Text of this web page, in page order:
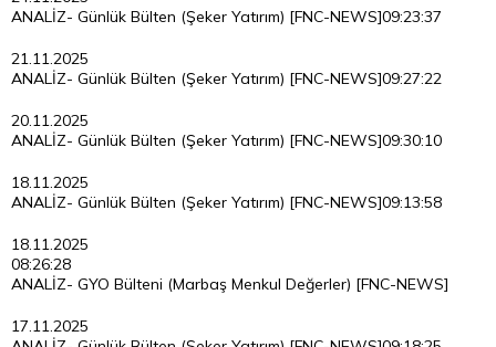
09:23:37
ANALİZ- Günlük Bülten (Şeker Yatırım) [FNC-NEWS]
21.11.2025
09:27:22
ANALİZ- Günlük Bülten (Şeker Yatırım) [FNC-NEWS]
20.11.2025
09:30:10
ANALİZ- Günlük Bülten (Şeker Yatırım) [FNC-NEWS]
18.11.2025
09:13:58
ANALİZ- Günlük Bülten (Şeker Yatırım) [FNC-NEWS]
18.11.2025
08:26:28
ANALİZ- GYO Bülteni (Marbaş Menkul Değerler) [FNC-NEWS]
17.11.2025